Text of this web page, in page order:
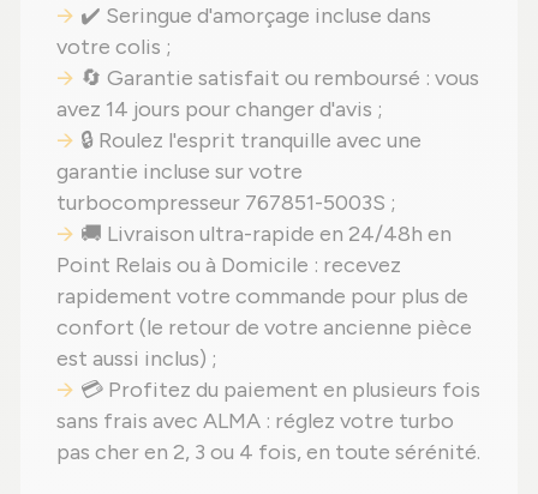
✔️ Seringue d'amorçage incluse dans
votre colis ;
🔄 Garantie satisfait ou remboursé : vous
avez 14 jours pour changer d'avis ;
🔒 Roulez l'esprit tranquille avec une
garantie incluse sur votre
turbocompresseur 767851-5003S ;
🚚 Livraison ultra-rapide en 24/48h en
Point Relais ou à Domicile : recevez
rapidement votre commande pour plus de
confort (le retour de votre ancienne pièce
est aussi inclus) ;
💳 Profitez du paiement en plusieurs fois
sans frais avec ALMA : réglez votre turbo
pas cher en 2, 3 ou 4 fois, en toute sérénité.